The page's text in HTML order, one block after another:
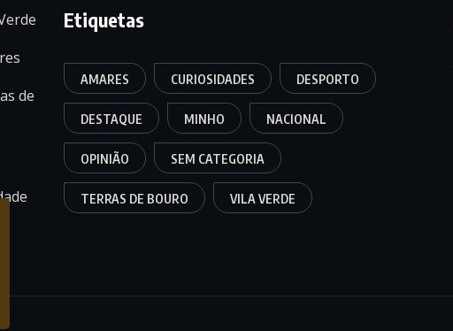
de
Etiquetas
AMARES CURIOSIDADES DESPORTO
DESTAQUE MINHO NACIONAL
OPINIÃO SEM CATEGORIA
TERRAS DE BOURO VILA VERDE